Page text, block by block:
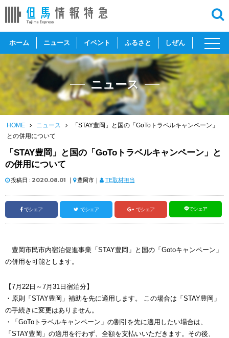
ホーム ニュース イベント ふるさと しぜん
toggle
ニュース
HOME ニュース
「STAY豊岡」と国の「GoToトラベルキャンペーン」
との併用について
「STAY豊岡」と国の「GoToトラベルキャンペーン」と
の併用について
投稿日 : 2020.08.01 ｜ 豊岡市｜ TE取材担当
でシェア でシェア でシェア でシェア
豊岡市民市内宿泊促進事業「STAY豊岡」と国の「Gotoキャンペーン」
の併用を可能とします。
【7月22日～7月31日宿泊分】
・原則「STAY豊岡」補助を先に適用します。 この場合は「STAY豊岡」
の手続きに変更はありません。
・「GoToトラベルキャンペーン」の割引を先に適用したい場合は、
「STAY豊岡」の適用を行わず、全額を支払いいただきます。その後、